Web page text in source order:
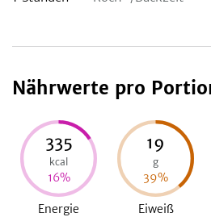
Nährwerte pro
335
kcal
16%
Energie
19
g
39%
Eiweiß